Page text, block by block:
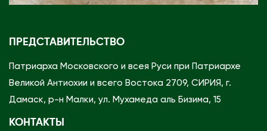
ПРЕДСТАВИТЕЛЬСТВО
Патриарха Московского и всея Руси при Патриархе
Великой Антиохии и всего Востока 2709, СИРИЯ, г.
Дамаск, р-н Малки, ул. Мухамеда аль Бизима, 15
КОНТАКТЫ